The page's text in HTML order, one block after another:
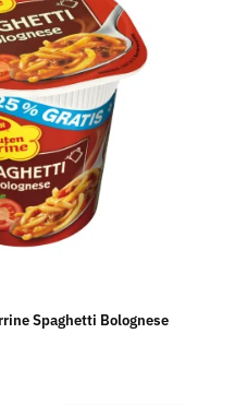
Spaghetti Bolognese